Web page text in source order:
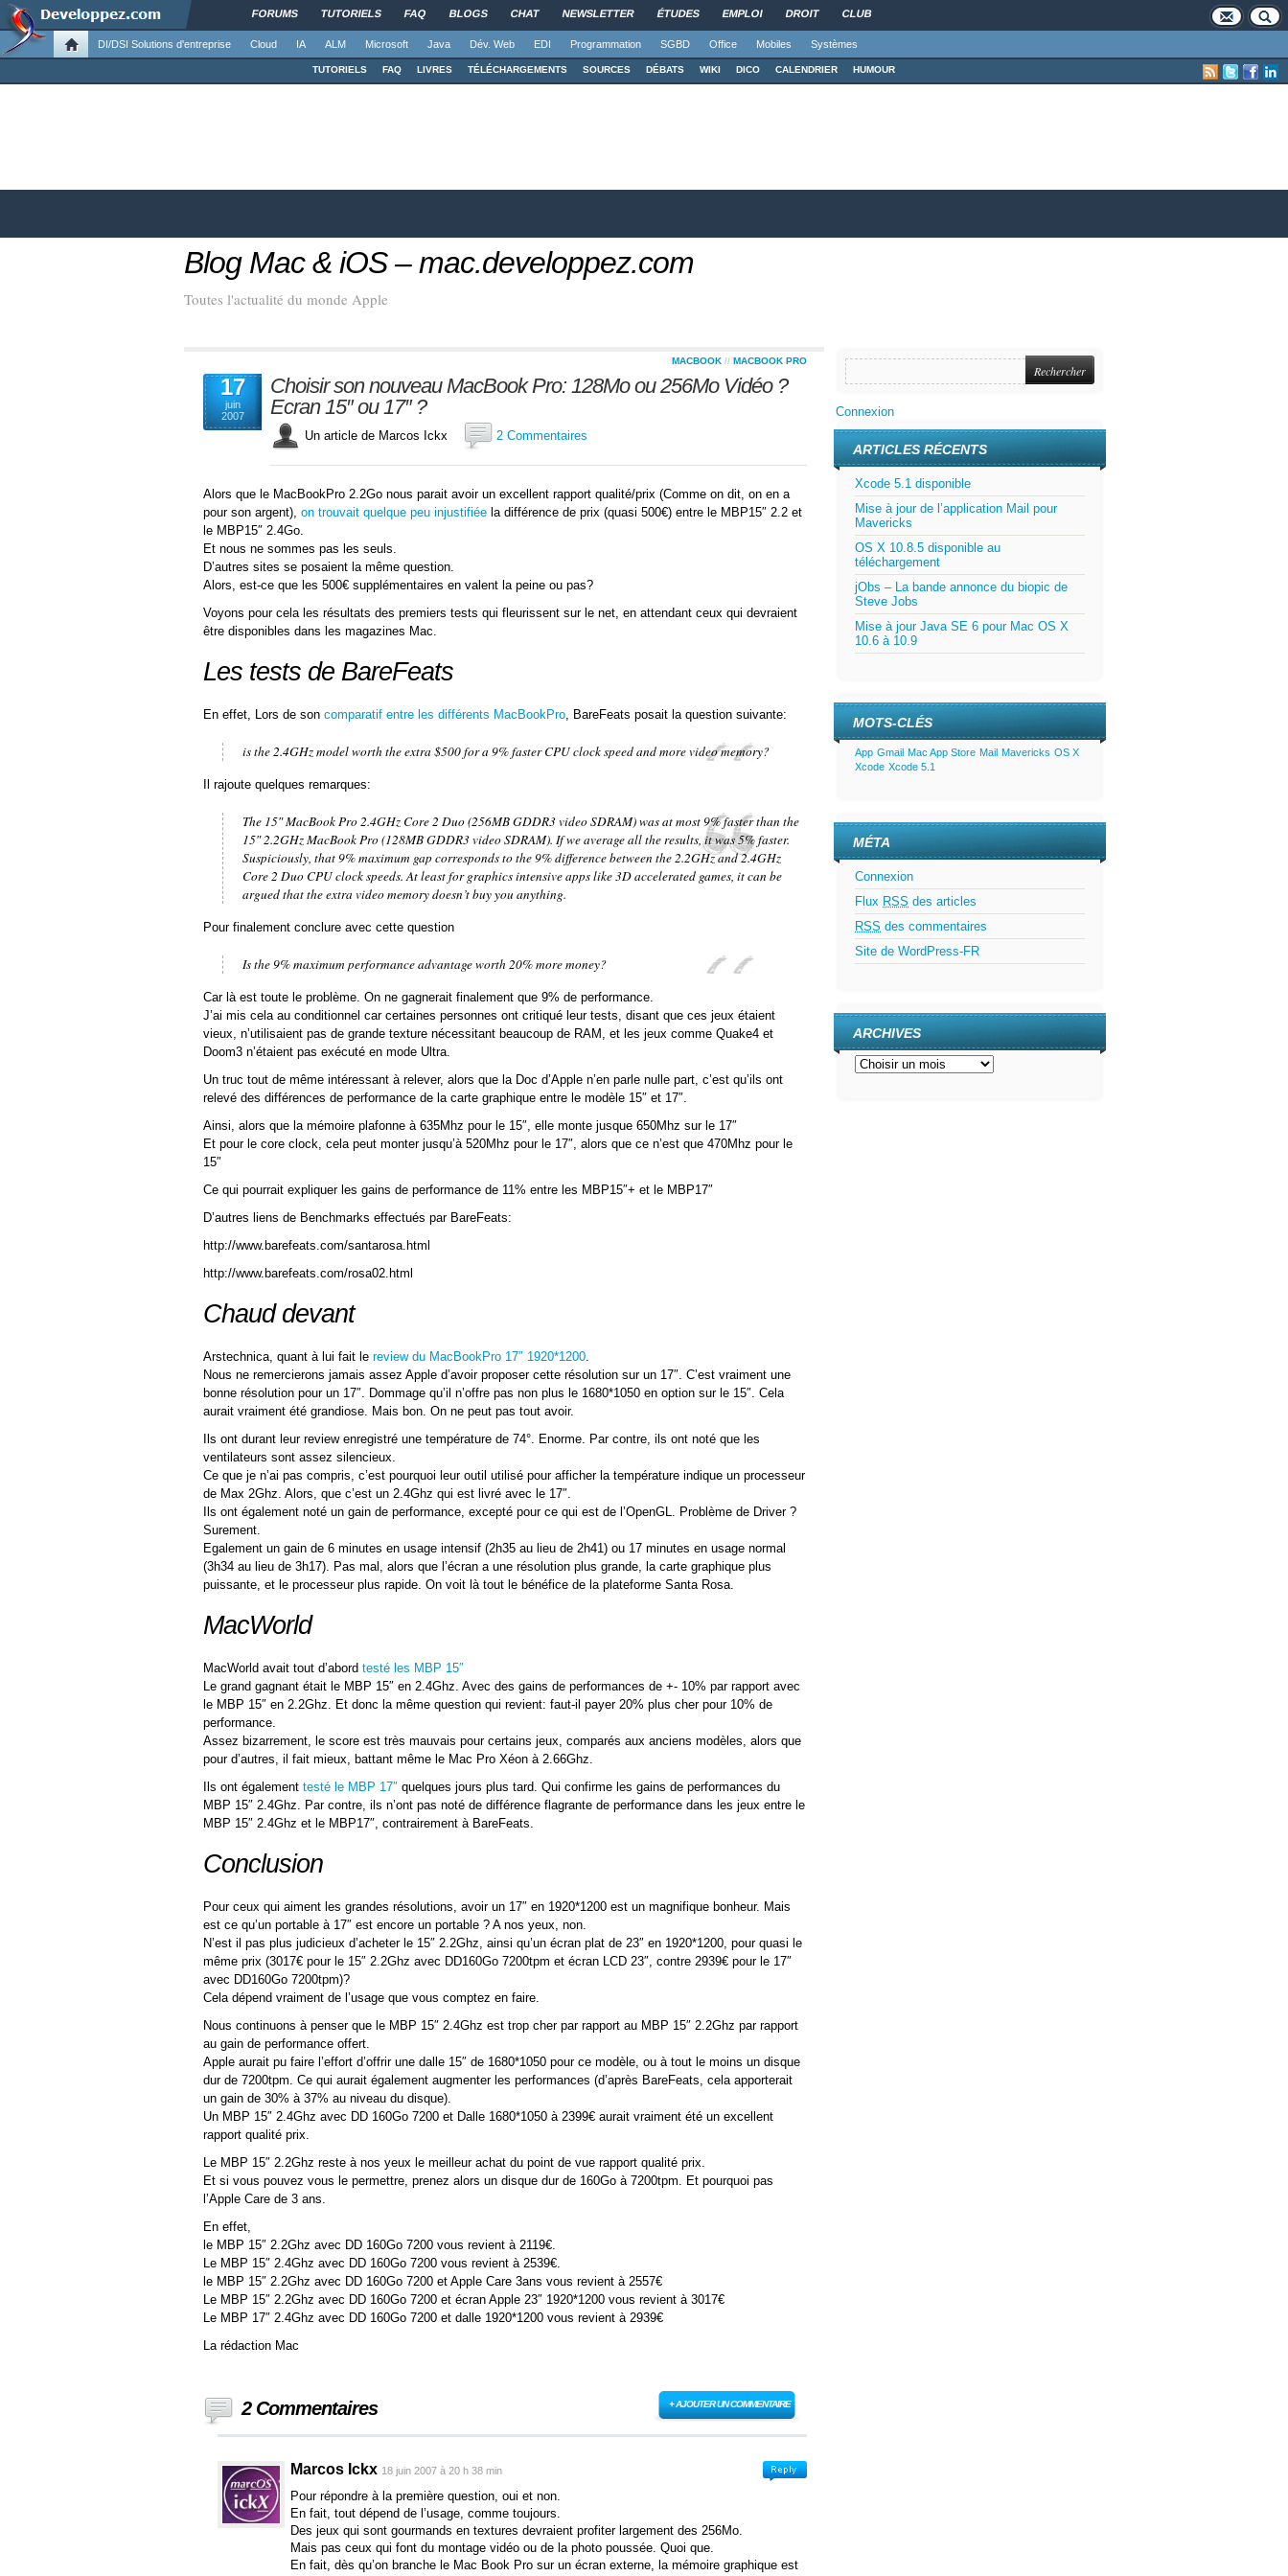
FORUMS TUTORIELS FAQ BLOGS CHAT NEWSLETTER ÉTUDES EMPLOI DROIT CLUB
DI/DSI Solutions d'entreprise Cloud IA ALM Microsoft Java Dév. Web EDI Programmation SGBD Office Mobiles Systèmes
TUTORIELS FAQ LIVRES TÉLÉCHARGEMENTS SOURCES DÉBATS WIKI DICO CALENDRIER HUMOUR
Blog Mac & iOS – mac.developpez.com
Toutes l'actualité du monde Apple
17
juin
2007
MACBOOK // MACBOOK PRO
Choisir son nouveau MacBook Pro: 128Mo ou 256Mo Vidéo ?
Ecran 15″ ou 17″ ?
Un article de Marcos Ickx 2 Commentaires
Alors que le MacBookPro 2.2Go nous parait avoir un excellent rapport qualité/prix (Comme on dit, on en a
pour son argent), on trouvait quelque peu injustifiée la différence de prix (quasi 500€) entre le MBP15″ 2.2 et
le MBP15″ 2.4Go.
Et nous ne sommes pas les seuls.
D’autres sites se posaient la même question.
Alors, est-ce que les 500€ supplémentaires en valent la peine ou pas?
Voyons pour cela les résultats des premiers tests qui fleurissent sur le net, en attendant ceux qui devraient
être disponibles dans les magazines Mac.
Les tests de BareFeats
En effet, Lors de son comparatif entre les différents MacBookPro, BareFeats posait la question suivante:
is the 2.4GHz model worth the extra $500 for a 9% faster CPU clock speed and more video memory?
Il rajoute quelques remarques:
The 15″ MacBook Pro 2.4GHz Core 2 Duo (256MB GDDR3 video SDRAM) was at most 9% faster than the
15″ 2.2GHz MacBook Pro (128MB GDDR3 video SDRAM). If we average all the results, it was 5% faster.
Suspiciously, that 9% maximum gap corresponds to the 9% difference between the 2.2GHz and 2.4GHz
Core 2 Duo CPU clock speeds. At least for graphics intensive apps like 3D accelerated games, it can be
argued that the extra video memory doesn’t buy you anything.
Pour finalement conclure avec cette question
Is the 9% maximum performance advantage worth 20% more money?
Car là est toute le problème. On ne gagnerait finalement que 9% de performance.
J’ai mis cela au conditionnel car certaines personnes ont critiqué leur tests, disant que ces jeux étaient
vieux, n’utilisaient pas de grande texture nécessitant beaucoup de RAM, et les jeux comme Quake4 et
Doom3 n’étaient pas exécuté en mode Ultra.
Un truc tout de même intéressant à relever, alors que la Doc d’Apple n’en parle nulle part, c’est qu’ils ont
relevé des différences de performance de la carte graphique entre le modèle 15″ et 17″.
Ainsi, alors que la mémoire plafonne à 635Mhz pour le 15″, elle monte jusque 650Mhz sur le 17″
Et pour le core clock, cela peut monter jusqu’à 520Mhz pour le 17″, alors que ce n’est que 470Mhz pour le
15″
Ce qui pourrait expliquer les gains de performance de 11% entre les MBP15″+ et le MBP17″
D’autres liens de Benchmarks effectués par BareFeats:
http://www.barefeats.com/santarosa.html
http://www.barefeats.com/rosa02.html
Chaud devant
Arstechnica, quant à lui fait le review du MacBookPro 17″ 1920*1200.
Nous ne remercierons jamais assez Apple d’avoir proposer cette résolution sur un 17″. C’est vraiment une
bonne résolution pour un 17″. Dommage qu’il n’offre pas non plus le 1680*1050 en option sur le 15″. Cela
aurait vraiment été grandiose. Mais bon. On ne peut pas tout avoir.
Ils ont durant leur review enregistré une température de 74°. Enorme. Par contre, ils ont noté que les
ventilateurs sont assez silencieux.
Ce que je n’ai pas compris, c’est pourquoi leur outil utilisé pour afficher la température indique un processeur
de Max 2Ghz. Alors, que c’est un 2.4Ghz qui est livré avec le 17″.
Ils ont également noté un gain de performance, excepté pour ce qui est de l’OpenGL. Problème de Driver ?
Surement.
Egalement un gain de 6 minutes en usage intensif (2h35 au lieu de 2h41) ou 17 minutes en usage normal
(3h34 au lieu de 3h17). Pas mal, alors que l’écran a une résolution plus grande, la carte graphique plus
puissante, et le processeur plus rapide. On voit là tout le bénéfice de la plateforme Santa Rosa.
MacWorld
MacWorld avait tout d’abord testé les MBP 15″
Le grand gagnant était le MBP 15″ en 2.4Ghz. Avec des gains de performances de +- 10% par rapport avec
le MBP 15″ en 2.2Ghz. Et donc la même question qui revient: faut-il payer 20% plus cher pour 10% de
performance.
Assez bizarrement, le score est très mauvais pour certains jeux, comparés aux anciens modèles, alors que
pour d’autres, il fait mieux, battant même le Mac Pro Xéon à 2.66Ghz.
Ils ont également testé le MBP 17″ quelques jours plus tard. Qui confirme les gains de performances du
MBP 15″ 2.4Ghz. Par contre, ils n’ont pas noté de différence flagrante de performance dans les jeux entre le
MBP 15″ 2.4Ghz et le MBP17″, contrairement à BareFeats.
Conclusion
Pour ceux qui aiment les grandes résolutions, avoir un 17″ en 1920*1200 est un magnifique bonheur. Mais
est ce qu’un portable à 17″ est encore un portable ? A nos yeux, non.
N’est il pas plus judicieux d’acheter le 15″ 2.2Ghz, ainsi qu’un écran plat de 23″ en 1920*1200, pour quasi le
même prix (3017€ pour le 15″ 2.2Ghz avec DD160Go 7200tpm et écran LCD 23″, contre 2939€ pour le 17″
avec DD160Go 7200tpm)?
Cela dépend vraiment de l’usage que vous comptez en faire.
Nous continuons à penser que le MBP 15″ 2.4Ghz est trop cher par rapport au MBP 15″ 2.2Ghz par rapport
au gain de performance offert.
Apple aurait pu faire l’effort d’offrir une dalle 15″ de 1680*1050 pour ce modèle, ou à tout le moins un disque
dur de 7200tpm. Ce qui aurait également augmenter les performances (d’après BareFeats, cela apporterait
un gain de 30% à 37% au niveau du disque).
Un MBP 15″ 2.4Ghz avec DD 160Go 7200 et Dalle 1680*1050 à 2399€ aurait vraiment été un excellent
rapport qualité prix.
Le MBP 15″ 2.2Ghz reste à nos yeux le meilleur achat du point de vue rapport qualité prix.
Et si vous pouvez vous le permettre, prenez alors un disque dur de 160Go à 7200tpm. Et pourquoi pas
l’Apple Care de 3 ans.
En effet,
le MBP 15″ 2.2Ghz avec DD 160Go 7200 vous revient à 2119€.
Le MBP 15″ 2.4Ghz avec DD 160Go 7200 vous revient à 2539€.
le MBP 15″ 2.2Ghz avec DD 160Go 7200 et Apple Care 3ans vous revient à 2557€
Le MBP 15″ 2.2Ghz avec DD 160Go 7200 et écran Apple 23″ 1920*1200 vous revient à 3017€
Le MBP 17″ 2.4Ghz avec DD 160Go 7200 et dalle 1920*1200 vous revient à 2939€
La rédaction Mac
2 Commentaires + AJOUTER UN COMMENTAIRE
Marcos Ickx 18 juin 2007 à 20 h 38 min
Pour répondre à la première question, oui et non.
En fait, tout dépend de l’usage, comme toujours.
Des jeux qui sont gourmands en textures devraient profiter largement des 256Mo.
Mais pas ceux qui font du montage vidéo ou de la photo poussée. Quoi que.
En fait, dès qu’on branche le Mac Book Pro sur un écran externe, la mémoire graphique est
Connexion
ARTICLES RÉCENTS
Xcode 5.1 disponible
Mise à jour de l’application Mail pour
Mavericks
OS X 10.8.5 disponible au
téléchargement
jObs – La bande annonce du biopic de
Steve Jobs
Mise à jour Java SE 6 pour Mac OS X
10.6 à 10.9
MOTS-CLÉS
App Gmail Mac App Store Mail Mavericks OS X
Xcode Xcode 5.1
MÉTA
Connexion
Flux RSS des articles
RSS des commentaires
Site de WordPress-FR
ARCHIVES